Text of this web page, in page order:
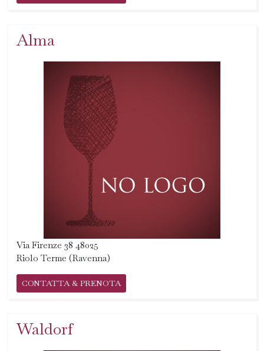
Alma
Via Firenze 38 48025
Riolo Terme (Ravenna)
CONTATTA & PRENOTA
Waldorf